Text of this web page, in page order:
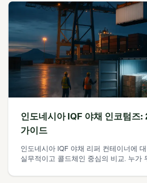
인도네시아 IQF 야채 인코텀즈
가이드
인도네시아 IQF 야채 리퍼 컨테이너에
실무적이고 콜드체인 중심의 비교. 누가
수 있는 간단한 착지 비용 계산 워크시트